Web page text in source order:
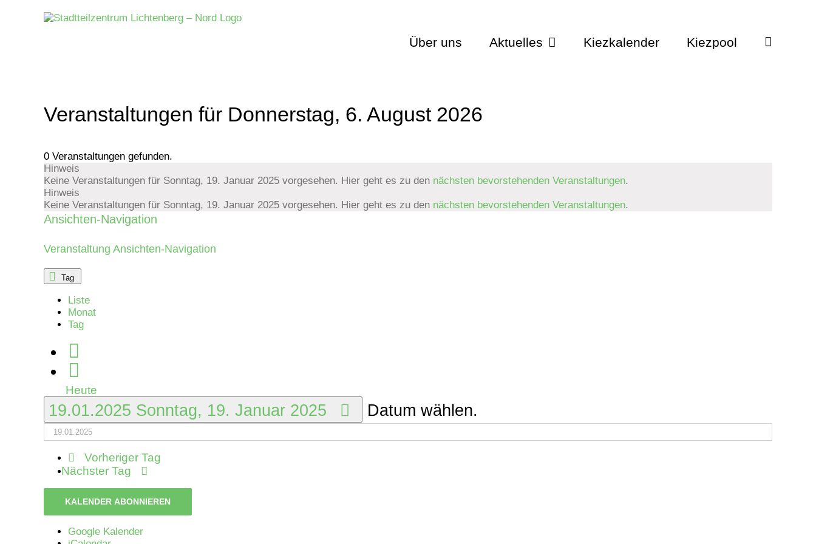
Über uns Aktuelles Kiezkalender Kiezpool
Veranstaltungen für Donnerstag, 6. August 2026
0 Veranstaltungen gefunden.
Veranstaltungen
für
Sonntag,
Januar
2025
Hinweis
Keine Veranstaltungen für Sonntag, 19. Januar 2025 vorgesehen. Hier geht es zu den nächsten bevorstehenden Veranstaltungen.
Hinweis
Keine Veranstaltungen für Sonntag, 19. Januar 2025 vorgesehen. Hier geht es zu den nächsten bevorstehenden Veranstaltungen.
Ansichten-Navigation
Veranstaltung Ansichten-Navigation
Tag
Liste
Monat
Tag
Heute
19.01.2025 Sonntag, 19. Januar 2025 Datum wählen.
Vorheriger Tag
Nächster Tag
KALENDER ABONNIEREN
Google Kalender